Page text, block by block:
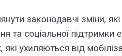
законодавчі зміни,
та соціальної підтримки
які ухиляються від